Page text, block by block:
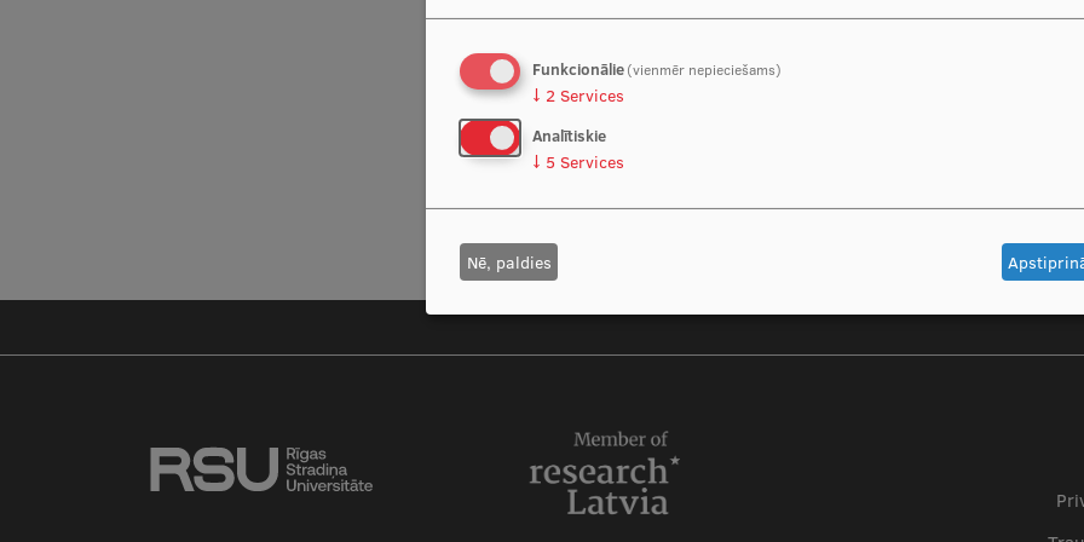
Funkcionālie(vienmēr nepieciešams)
↓ 2 Services
Analītiskie
↓ 5 Services
Nē, paldies